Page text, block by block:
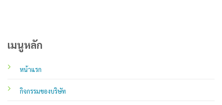
เมนูหลัก
หน้าแรก
กิจกรรมของบริษัท